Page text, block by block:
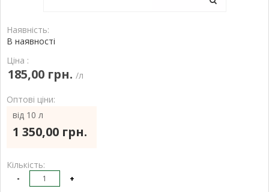
Наявність:
В наявності
Ціна :
185,00 грн. /л
Оптові ціни:
від 10 л
1 350,00 грн.
Кількість:
- +